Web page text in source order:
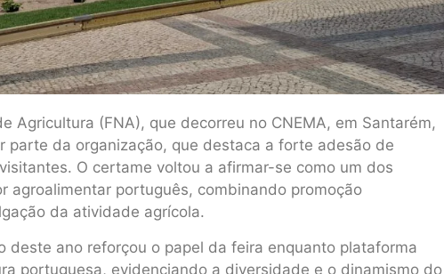
Agricultura (FNA), que decorreu no CNEMA, em Santarém,
parte da organização, que destaca a forte adesão de
O certame voltou a afirmar-se como um dos
agroalimentar português, combinando promoção
da atividade agrícola.
deste ano reforçou o papel da feira enquanto plataforma
portuguesa, evidenciando a diversidade e o dinamismo do